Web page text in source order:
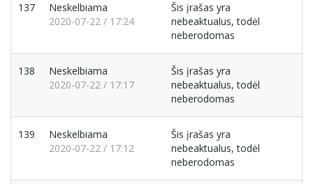
137
Neskelbiama
2020-07-22 / 17:24
Šis įrašas yra
nebeaktualus, todėl
neberodomas
138
Neskelbiama
2020-07-22 / 17:17
Šis įrašas yra
nebeaktualus, todėl
neberodomas
139
Neskelbiama
2020-07-22 / 17:12
Šis įrašas yra
nebeaktualus, todėl
neberodomas